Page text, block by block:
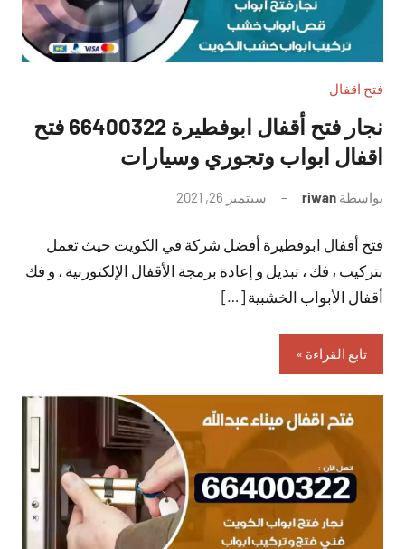
فتح اقفال
نجار فتح أقفال ابوفطيرة 66400322 فتح
اقفال ابواب وتجوري وسيارات
بواسطة riwan سبتمبر 26, 2021
تعليقات
فتح أقفال ابوفطيرة أفضل شركة في الكويت حيث تعمل
بتركيب ، فك ، تبديل و إعادة برمجة الأقفال الإلكتورنية ، و فك
أقفال الأبواب الخشبية […]
تابع القراءة